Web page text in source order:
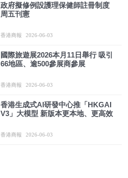
政府擬修例設護理保健師註冊制度
周五刊憲
香港商報 2026-06-03
國際旅遊展2026本月11日舉行 吸引
66地區、逾500參展商參展
香港商報 2026-06-03
香港生成式AI研發中心推「HKGAI
V3」大模型 新版本更本地、更高效
香港商報 2026-06-03